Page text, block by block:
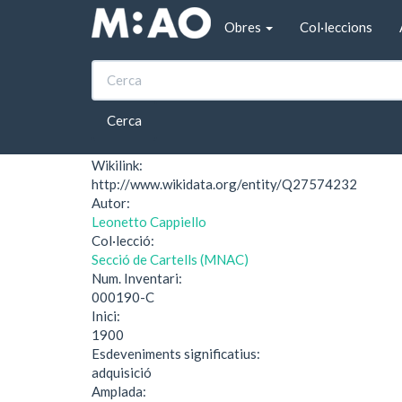
Vés al contingut
Obres
Col·leccions
Cerca
Inici Absinthe extra-supérieure J. Édouard
Absinthe extra-
Wikilink:
http://www.wikidata.org/entity/Q27574232
Autor:
Leonetto Cappiello
Col·lecció:
Secció de Cartells (MNAC)
Num. Inventari:
000190-C
Inici:
1900
Esdeveniments significatius:
adquisició
Amplada: